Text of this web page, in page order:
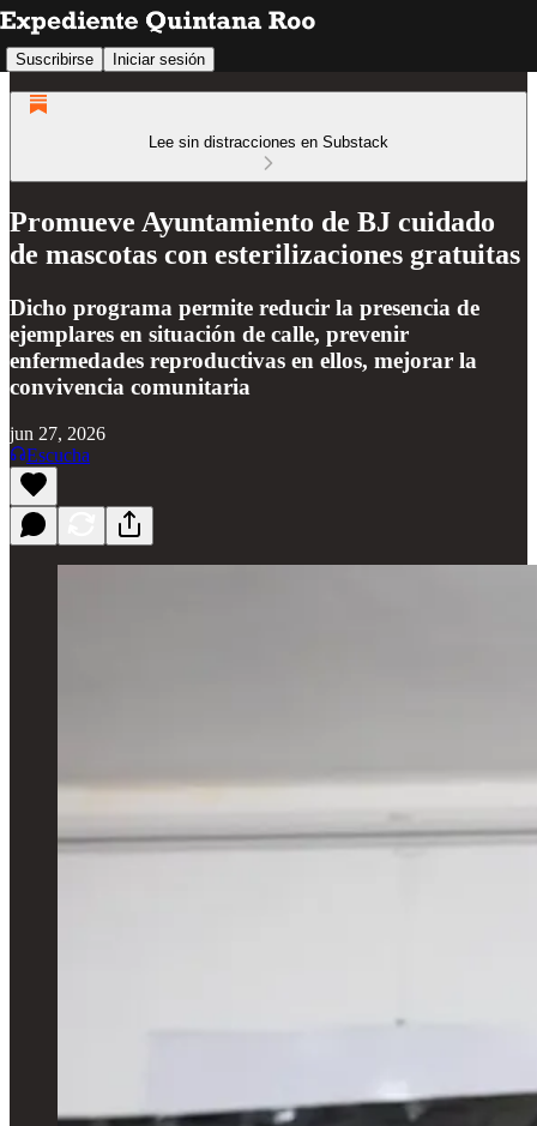
Suscribirse Iniciar sesión
Lee sin distracciones en Substack
Promueve Ayuntamiento de BJ cuidado
de mascotas con esterilizaciones gratuitas
Dicho programa permite reducir la presencia de
ejemplares en situación de calle, prevenir
enfermedades reproductivas en ellos, mejorar la
convivencia comunitaria
jun 27, 2026
Escucha